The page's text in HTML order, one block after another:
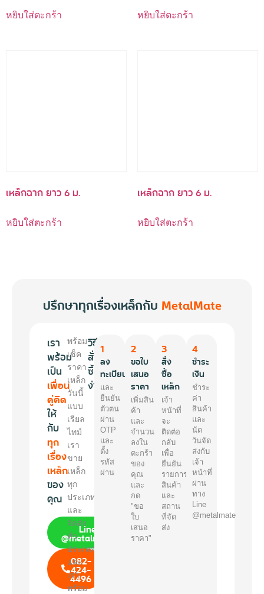
หยิบใส่ตะกร้า หยิบใส่ตะกร้า
เหล็กฉาก ยาว 6 ม.
หยิบใส่ตะกร้า
เหล็กฉาก ยาว 6 ม.
หยิบใส่ตะกร้า
ปรึกษาทุกเรื่องเหล็กกับ MetalMate
เรา
พร้อม
เป็น
เพื่อน
คู่คิด
ให้
กับ
ทุก
เรื่อง
เหล็ก
ของ
คุณ
Line
@metalmate
082-
424-
4496
พร้อม
เช็ค
ราคา
เหล็ก
วันนี้
แบบ
เรียล
ไทม์
เรา
ขาย
เหล็ก
ทุก
ประเภท
และ
จัดส่ง
ทั่ว
ประเทศ
และ
เรา
พร้อม
วิธี
สั่ง
ซื้อ
ง่ายๆ
1
ลง
ทะเบียน
และ
ยืนยัน
ตัวตน
ผ่าน
OTP
และ
ตั้ง
รหัส
ผ่าน
2
ขอใบ
เสนอ
ราคา
เพิ่มสิน
ค้า
และ
จำนวน
ลงใน
ตะกร้า
ของ
คุณ
และ
กด
"ขอ
ใบ
เสนอ
ราคา"
3
สั่ง
ซื้อ
เหล็ก
เจ้า
หน้าที่
จะ
ติดต่อ
กลับ
เพื่อ
ยืนยัน
รายการ
สินค้า
และ
สถาน
ที่จัด
ส่ง
4
ชำระ
เงิน
ชำระ
ค่า
สินค้า
และ
นัด
วันจัด
ส่งกับ
เจ้า
หน้าที่
ผ่าน
ทาง
Line
@metalmate